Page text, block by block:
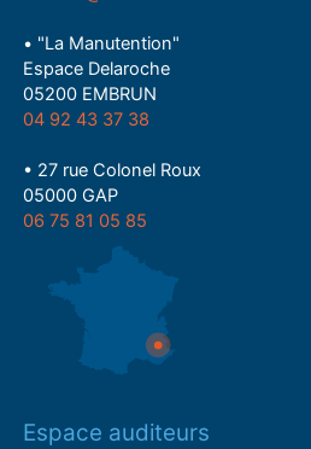
• "La Manutention"
Espace Delaroche
05200 EMBRUN
04 92 43 37 38
• 27 rue Colonel Roux
05000 GAP
06 75 81 05 85
Espace auditeurs